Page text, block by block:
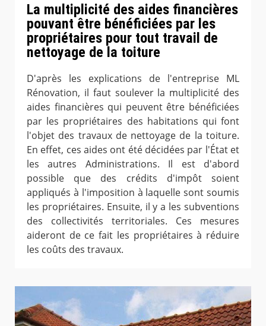
La multiplicité des aides financières
pouvant être bénéficiées par les
propriétaires pour tout travail de
nettoyage de la toiture
D'après les explications de l'entreprise ML
Rénovation, il faut soulever la multiplicité des
aides financières qui peuvent être bénéficiées
par les propriétaires des habitations qui font
l'objet des travaux de nettoyage de la toiture.
En effet, ces aides ont été décidées par l'État et
les autres Administrations. Il est d'abord
possible que des crédits d'impôt soient
appliqués à l'imposition à laquelle sont soumis
les propriétaires. Ensuite, il y a les subventions
des collectivités territoriales. Ces mesures
aideront de ce fait les propriétaires à réduire
les coûts des travaux.